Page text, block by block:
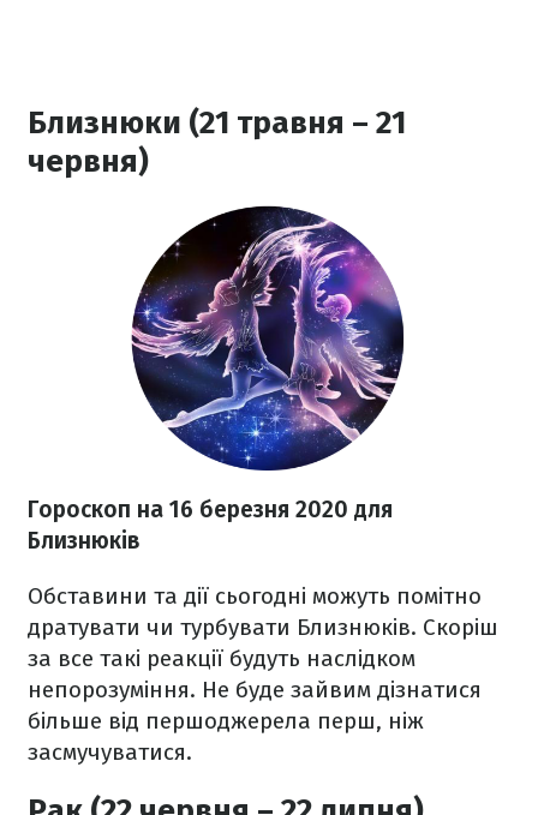
Близнюки (21 травня – 21
червня)
Гороскоп на 16 березня 2020 для
Близнюків
Обставини та дії сьогодні можуть помітно
дратувати чи турбувати Близнюків. Скоріш
за все такі реакції будуть наслідком
непорозуміння. Не буде зайвим дізнатися
більше від першоджерела перш, ніж
засмучуватися.